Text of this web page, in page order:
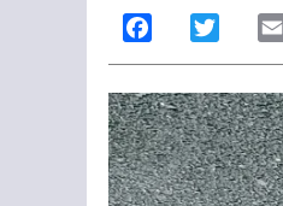
Facebook Twitter